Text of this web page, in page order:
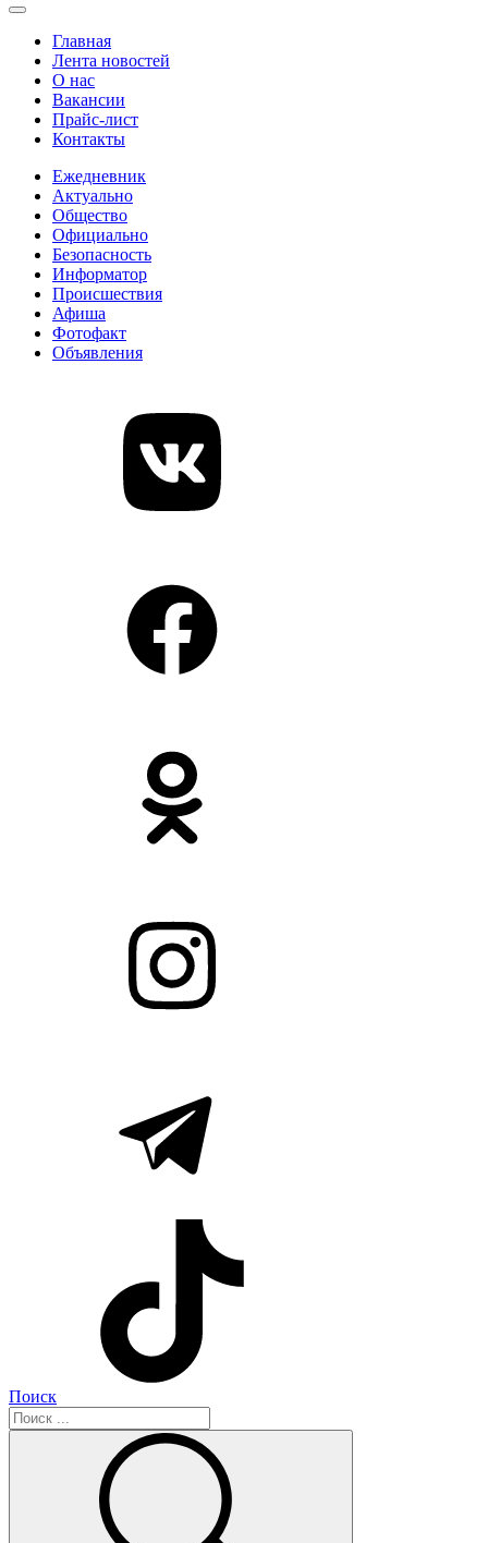
Главная
Лента новостей
О нас
Вакансии
Прайс-лист
Контакты
Ежедневник
Актуально
Общество
Официально
Безопасность
Информатор
Происшествия
Афиша
Фотофакт
Объявления
Поиск